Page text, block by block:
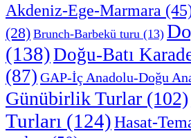
Akdeniz-Ege-Marmara
(28) Brunch-Barbekü turu (13)
(138)Doğu-Batı
(87) GAP-İç Anadolu-Doğu
Günübirlik Turlar (102)
Turları (124)Hasat-